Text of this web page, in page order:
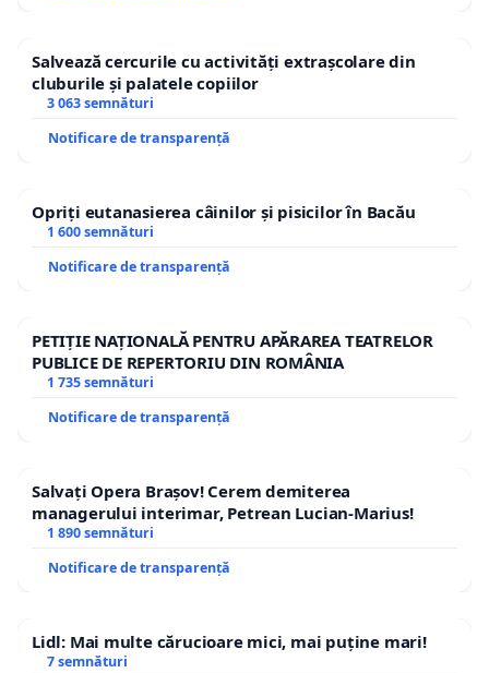
Salvează cercurile cu activități extrașcolare din
cluburile și palatele copiilor
3 063 semnături
Notificare de transparență
Opriți eutanasierea câinilor și pisicilor în Bacău
1 600 semnături
Notificare de transparență
PETIȚIE NAȚIONALĂ PENTRU APĂRAREA TEATRELOR
PUBLICE DE REPERTORIU DIN ROMÂNIA
1 735 semnături
Notificare de transparență
Salvați Opera Brașov! Cerem demiterea
managerului interimar, Petrean Lucian-Marius!
1 890 semnături
Notificare de transparență
Lidl: Mai multe cărucioare mici, mai puține mari!
7 semnături